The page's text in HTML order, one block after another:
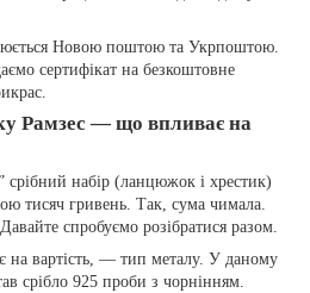
Новою поштою та Укрпоштою.
сертифікат на безкоштовне
Рамзес — що впливає на
срібний набір (ланцюжок і хрестик)
тисяч гривень. Так, сума чимала.
спробуємо розібратися разом.
вартість, — тип металу. У даному
срібло 925 проби з чорнінням.